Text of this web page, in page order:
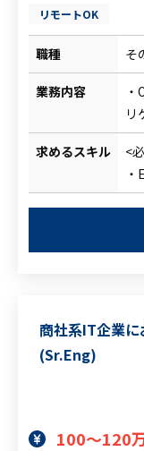
・
※
定
リモートOK
職種 そ
業務内容
リ
装
・
・
※
求めるスキル
<
経
経
商社系IT企業
(Sr.Eng)
100～120